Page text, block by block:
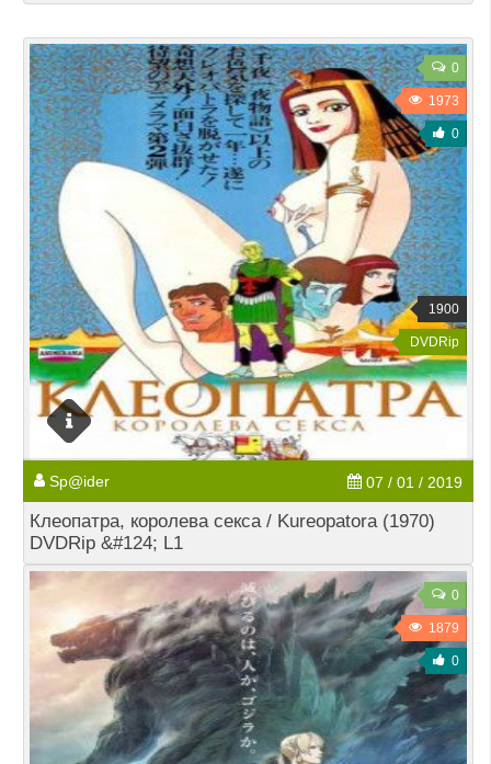
0
1973
0
1900
DVDRip
Sp@ider 07 / 01 / 2019
Клеопатра, королева секса / Kureopatora (1970)
DVDRip &#124; L1
0
1879
0